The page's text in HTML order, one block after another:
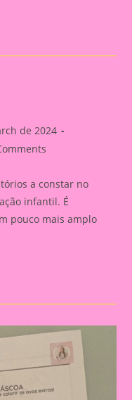
de 2024
a constar no
infantil. É
pouco mais amplo